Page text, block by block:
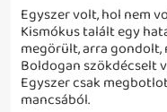
Egyszer volt, hol nem
Kismókus talált egy
megörült, arra gondolt,
Boldogan szökdécselt
Egyszer csak
mancsából.